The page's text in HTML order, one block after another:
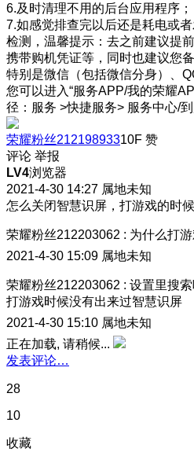
6.及时清理不用的后台应用程序；
7.如感觉排查完以后还是耗电或
检测，温馨提示：去之前建议提
携带购机凭证等，同时也建议您
特别是微信（包括微信分身）、
您可以进入“服务APP/我的荣耀
径：服务 >快捷服务> 服务中心/到
荣耀粉丝21219893310F 赞
评论 举报
LV4浏览器
2021-4-30 14:27 属地未知
怎么关闭智慧识屏，打游戏的时
荣耀粉丝212203062 : 为什么打
2021-4-30 15:09 属地未知
荣耀粉丝212203062 : 设置里搜
打游戏时候没有出来过智慧识屏
2021-4-30 15:10 属地未知
正在加载, 请稍候...
发表评论…
28
10
收藏